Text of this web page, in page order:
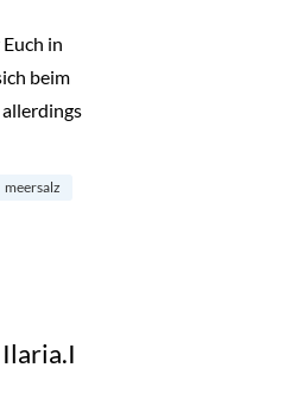
in
beim
Lakrits“
meersalz